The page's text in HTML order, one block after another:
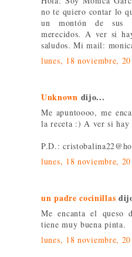
no te quiero contar lo
un montón de sus
merecidos. A ver si
saludos. Mi mail:
lunes, 18 noviembre,
Unknown dijo...
Me apuntoooo, me
la receta :) A ver si hay
P.D.:
lunes, 18 noviembre,
un padre cocinillas
Me encanta el queso
tiene muy buena pinta.
lunes, 18 noviembre,